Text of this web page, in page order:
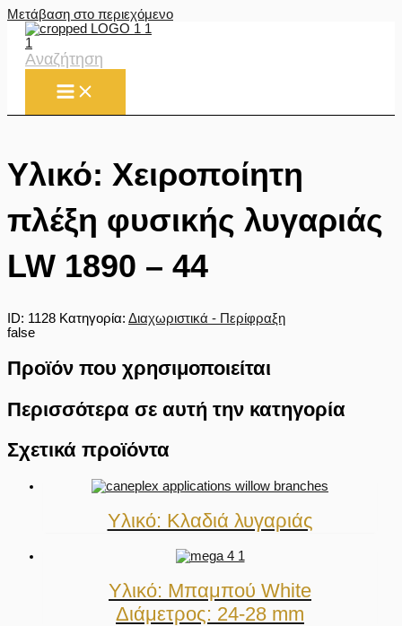
Μετάβαση στο περιεχόμενο
Αναζήτηση
Υλικό: Χειροποίητη
πλέξη φυσικής λυγαριάς
LW 1890 – 44
ID: 1128 Κατηγορία: Διαχωριστικά - Περίφραξη
false
Προϊόν που χρησιμοποιείται
Περισσότερα σε αυτή την κατηγορία
Σχετικά προϊόντα
Υλικό: Κλαδιά λυγαριάς
Υλικό: Μπαμπού White
Διάμετρος: 24-28 mm